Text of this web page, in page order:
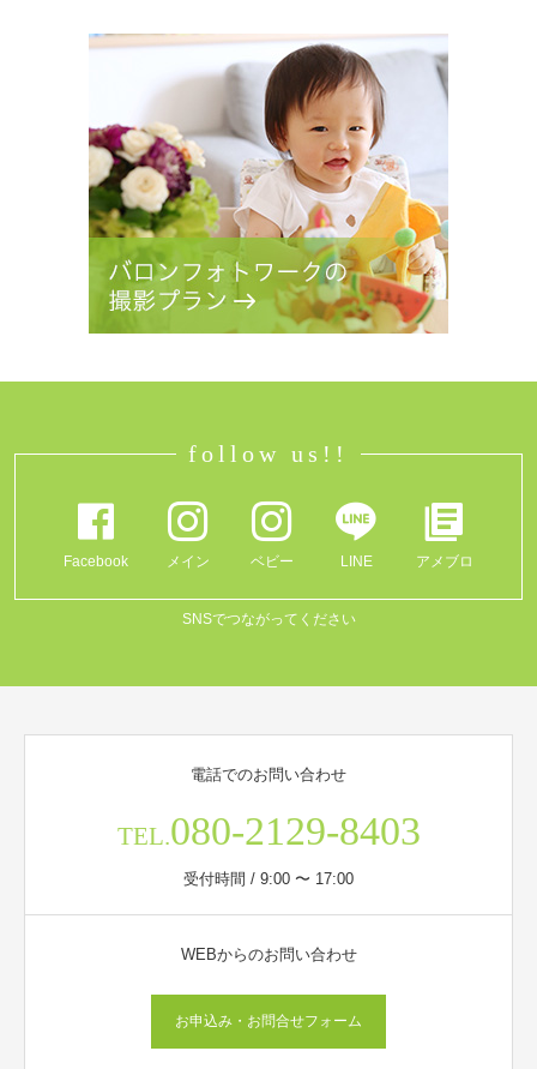
follow us!!
Facebook メイン ベビー LINE アメブロ
SNSでつながってください
電話でのお問い合わせ
TEL.080-2129-8403
受付時間 / 9:00 〜 17:00
WEBからのお問い合わせ
お申込み・お問合せフォーム